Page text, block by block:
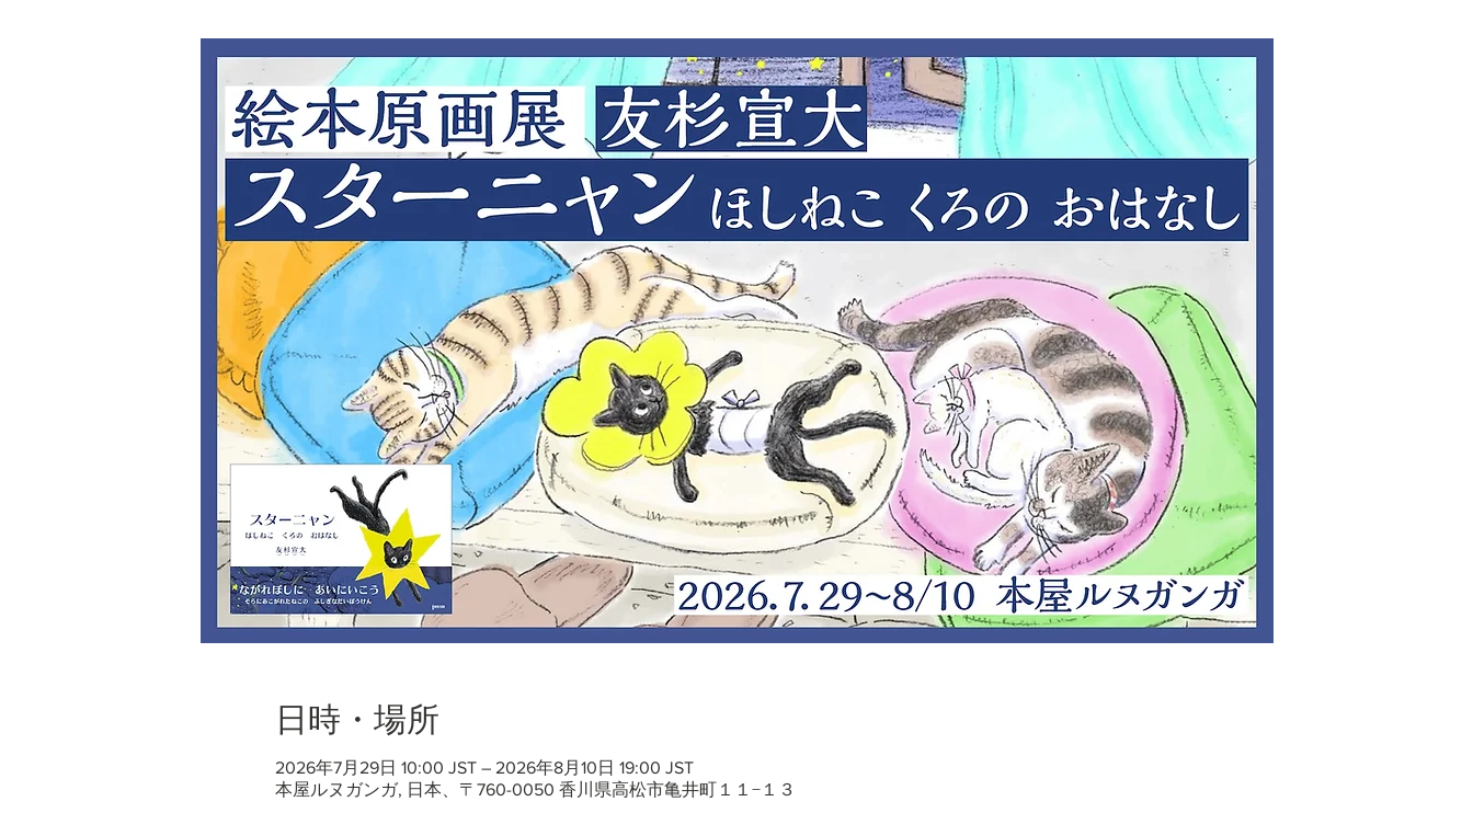
日時・場所
2026年7月29日 10:00 JST – 2026年8月10日 19:00 JST
本屋ルヌガンガ, 日本、〒760-0050 香川県高松市亀井町１１−１３